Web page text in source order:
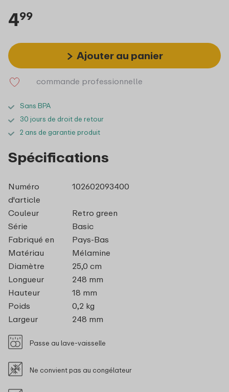
499
Ajouter au panier
commande professionnelle
Sans BPA
30 jours de droit de retour
2 ans de garantie produit
Spécifications
Numéro
d'article
102602093400
Couleur
Retro green
Série
Basic
Fabriqué en
Pays-Bas
Matériau
Mélamine
Diamètre
25,0 cm
Longueur
248 mm
Hauteur
18 mm
Poids
0,2 kg
Largeur
248 mm
Passe au lave-vaisselle
Ne convient pas au congélateur